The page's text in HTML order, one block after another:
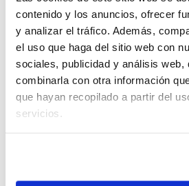
contenido y los anuncios, ofrecer
y analizar el tráfico. Además,
el uso que haga del sitio web con
sociales, publicidad y análisis web,
combinarla con otra información
que hayan recopilado a partir del
servicios.
forma que establece la
botón Brite se puede
frecuencias altas, resaltando el
los graves y resaltando los
naturales.
Control tonal
El LX8500 proporciona
integrado para agregar un